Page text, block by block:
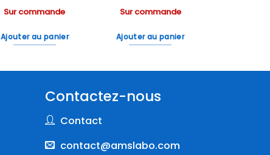
Sur commande
Ajouter au panier
Sur commande
Ajouter au panier
Contactez-nous
Contact
contact@amslabo.com